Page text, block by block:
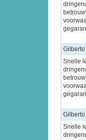
Gilberto
Snelle
Gilberto
Snelle